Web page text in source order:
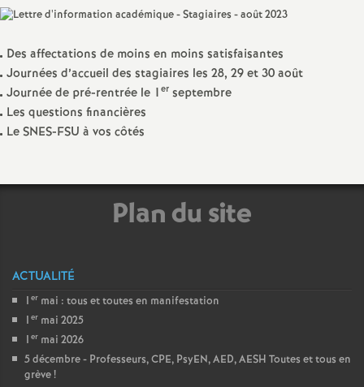
t
i
a
s
Des affectations de moins en moins satisfaisantes
Journées d’accueil des stagiaires les 28, 29 et 30 août
Journée de pré-rentrée le 1er septembre
Les questions financières
Le SNES-FSU à vos côtés
Plan du site
ACTUALITÉ
1 er mai : tous et toutes en manifestation
1 er mai 2025
1 er mai 2026
5 décembre - Professeurs, CPE, PsyEN, AED, AESH Toutes et tous en
grève!